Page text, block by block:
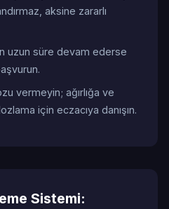
aksine zararlı
uzun süre devam ederse
vermeyin; ağırlığa ve
için eczacıya danışın.
Sistemi: